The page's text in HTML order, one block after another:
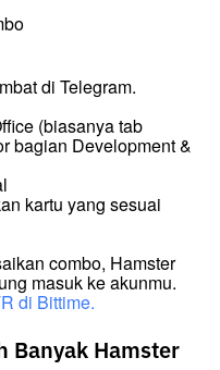
di Telegram.
(biasanya tab
bagian Development &
kartu yang sesuai
combo, Hamster
masuk ke akunmu.
di Bittime.
Banyak Hamster